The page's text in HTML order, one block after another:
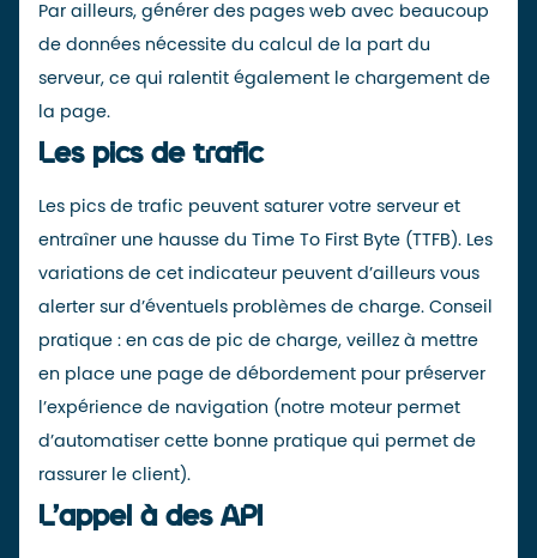
Par ailleurs, générer des pages web avec beaucoup
de données nécessite du calcul de la part du
serveur, ce qui ralentit également le chargement de
la page.
Les pics de trafic
Les pics de trafic peuvent saturer votre serveur et
entraîner une hausse du Time To First Byte (TTFB). Les
variations de cet indicateur peuvent d’ailleurs vous
alerter sur d’éventuels problèmes de charge. Conseil
pratique : en cas de pic de charge, veillez à mettre
en place une page de débordement pour préserver
l’expérience de navigation (notre moteur permet
d’automatiser cette bonne pratique qui permet de
rassurer le client).
L’appel à des API